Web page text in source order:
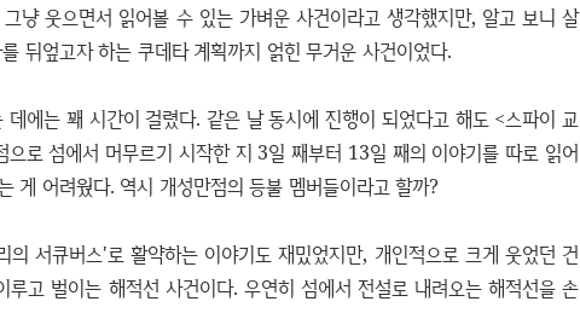
냥 웃으면서 읽어볼 수 있는 가벼운 사건이라고 생각했지만, 알고 보니 살
뒤엎고자 하는 쿠데타 계획까지 얽힌 무거운 사건이었다.
에는 꽤 시간이 걸렸다. 같은 날 동시에 진행이 되었다고 해도 <스파이 교
로 섬에서 머무르기 시작한 지 3일 째부터 13일 째의 이야기를 따로 읽어
게 어려웠다. 역시 개성만점의 등불 멤버들이라고 할까?
서큐버스'로 활약하는 이야기도 재밌었지만, 개인적으로 크게 웃었던 건
고 벌이는 해적선 사건이다. 우연히 섬에서 전설로 내려오는 해적선을 손